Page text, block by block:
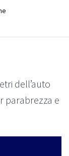
dell’auto
parabrezza e